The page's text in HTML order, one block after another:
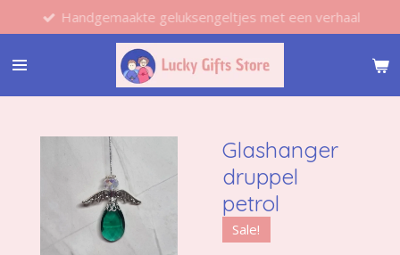
direct
naar
hoofdinhoud
Handgemaakte geluksengeltjes met een verhaal
Glashanger
druppel
petrol
Sale!